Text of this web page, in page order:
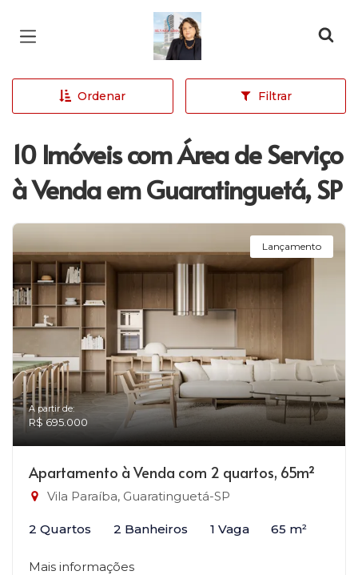
Página inicial
Ordenar Filtrar
10 Imóveis com Área de Serviço
à Venda em Guaratinguetá, SP
Lançamento
A partir de:
R$ 695.000
Apartamento à Venda com 2 quartos, 65m²
Vila Paraíba, Guaratinguetá-SP
2 Quartos 2 Banheiros 1 Vaga 65 m²
Mais informações